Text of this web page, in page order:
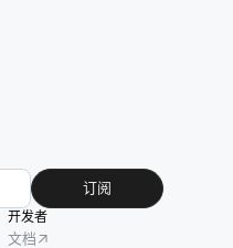
订阅
开发者
文档